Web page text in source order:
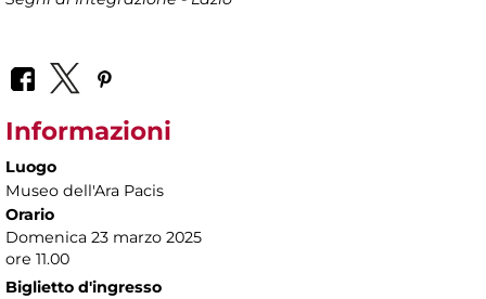
Informazioni
Luogo
Museo dell'Ara Pacis
Orario
Domenica 23 marzo 2025
ore 11.00
Biglietto d'ingresso